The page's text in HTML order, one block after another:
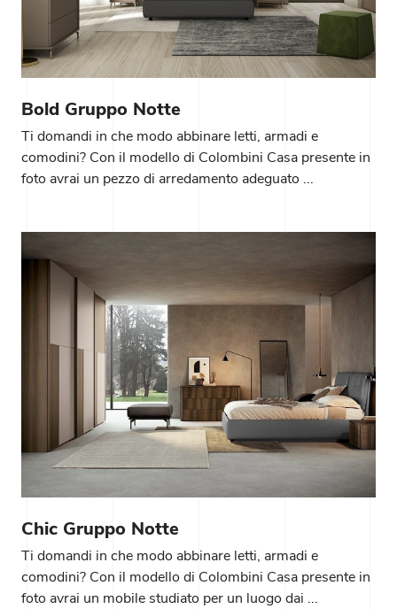
Bold Gruppo Notte
Ti domandi in che modo abbinare letti, armadi e
comodini? Con il modello di Colombini Casa presente in
foto avrai un pezzo di arredamento adeguato ...
Chic Gruppo Notte
Ti domandi in che modo abbinare letti, armadi e
comodini? Con il modello di Colombini Casa presente in
foto avrai un mobile studiato per un luogo dai ...